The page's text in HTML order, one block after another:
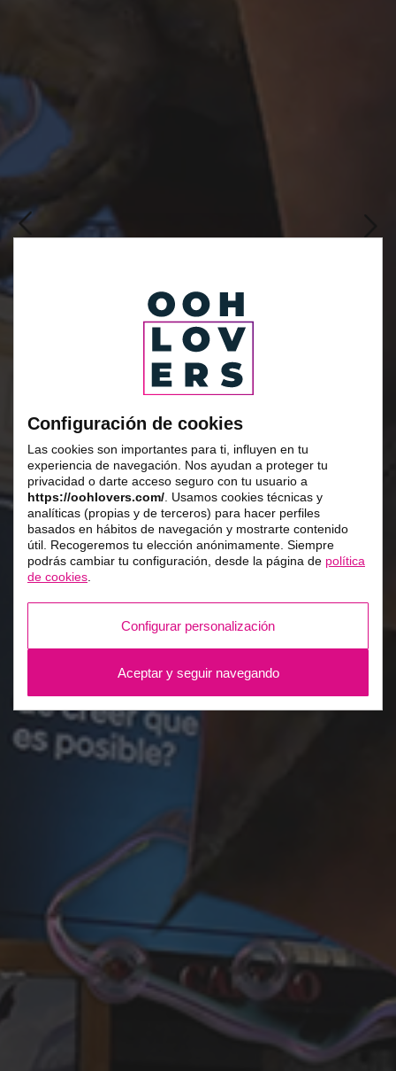
Configuración de cookies
Las cookies son importantes para ti, influyen en tu
experiencia de navegación. Nos ayudan a proteger tu
privacidad o darte acceso seguro con tu usuario a
https://oohlovers.com/. Usamos cookies técnicas y
analíticas (propias y de terceros) para hacer perfiles
basados en hábitos de navegación y mostrarte contenido
útil. Recogeremos tu elección anónimamente. Siempre
podrás cambiar tu configuración, desde la página de política
de cookies.
Configurar personalización
Aceptar y seguir navegando